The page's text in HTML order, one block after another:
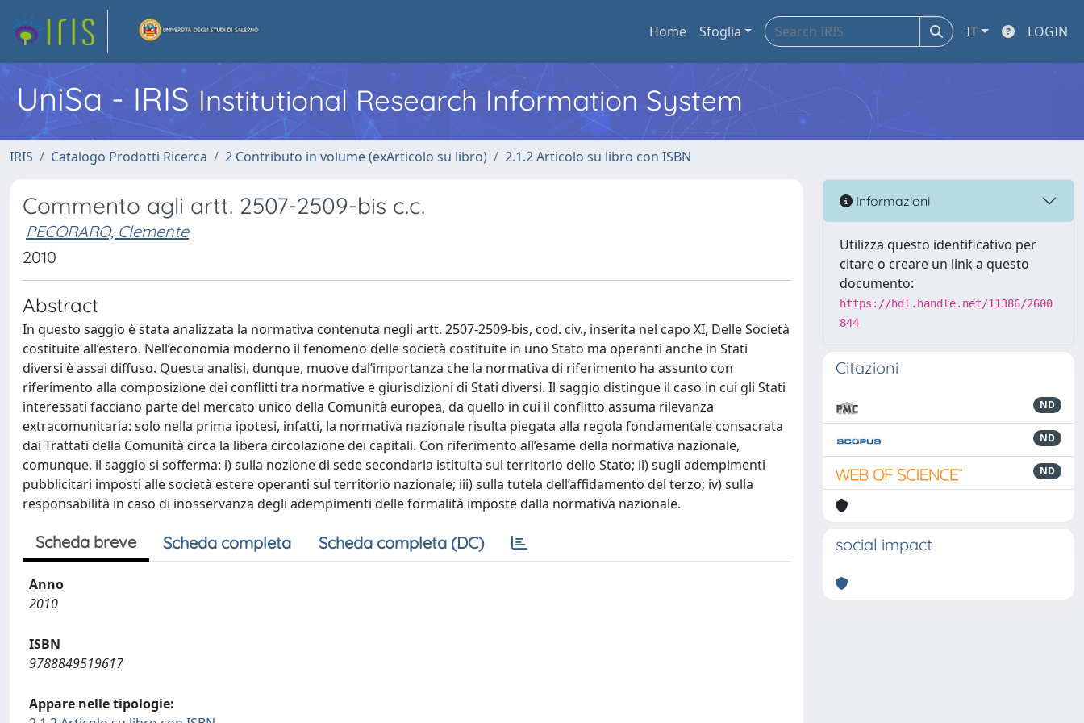
Home Sfoglia IT LOGIN
UniSa - IRIS Institutional Research Information System
IRIS Catalogo Prodotti Ricerca 2 Contributo in volume (exArticolo su libro) 2.1.2 Articolo su libro con ISBN
Commento agli artt. 2507-2509-bis c.c.
PECORARO, Clemente
2010
Abstract
In questo saggio è stata analizzata la normativa contenuta negli artt. 2507-2509-bis, cod. civ., inserita nel capo XI, Delle Società
costituite all’estero. Nell’economia moderno il fenomeno delle società costituite in uno Stato ma operanti anche in Stati
diversi è assai diffuso. Questa analisi, dunque, muove dal’importanza che la normativa di riferimento ha assunto con
riferimento alla composizione dei conflitti tra normative e giurisdizioni di Stati diversi. Il saggio distingue il caso in cui gli Stati
interessati facciano parte del mercato unico della Comunità europea, da quello in cui il conflitto assuma rilevanza
extracomunitaria: solo nella prima ipotesi, infatti, la normativa nazionale risulta piegata alla regola fondamentale consacrata
dai Trattati della Comunità circa la libera circolazione dei capitali. Con riferimento all’esame della normativa nazionale,
comunque, il saggio si sofferma: i) sulla nozione di sede secondaria istituita sul territorio dello Stato; ii) sugli adempimenti
pubblicitari imposti alle società estere operanti sul territorio nazionale; iii) sulla tutela dell’affidamento del terzo; iv) sulla
responsabilità in caso di inosservanza degli adempimenti delle formalità imposte dalla normativa nazionale.
Scheda breve Scheda completa Scheda completa (DC)
Anno
2010
ISBN
9788849519617
Appare nelle tipologie:
Informazioni
Utilizza questo identificativo per
citare o creare un link a questo
documento:
https://hdl.handle.net/11386/2600
844
Citazioni
ND
ND
ND
social impact